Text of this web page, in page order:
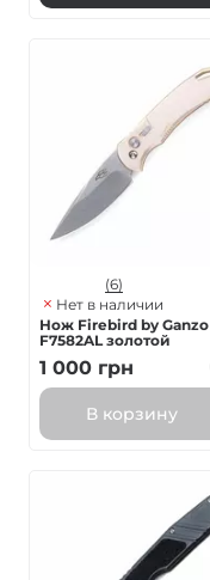
(6)
Нет в наличии
Нож Firebird by Ganzo
F7582AL золотой
1 000 грн
В корзину